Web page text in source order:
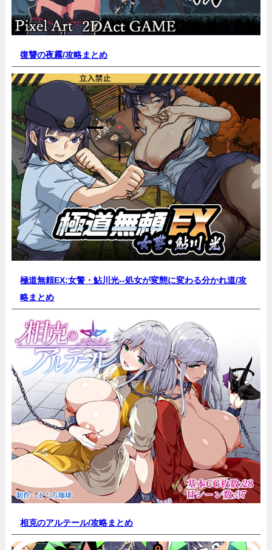
復讐の夜霧/攻略まとめ
極道無頼EX:女警・鮎川光--処女が変態に変わる分かれ道/攻
略まとめ
相克のアルテール/攻略まとめ